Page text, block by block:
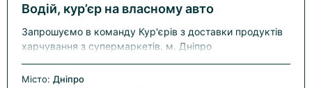
Водій, кур’єр на власному авто
Запрошуємо в команду Кур'єрів з доставки продуктів
харчування з супермаркетів. м. Дніпро
Місто: Дніпро